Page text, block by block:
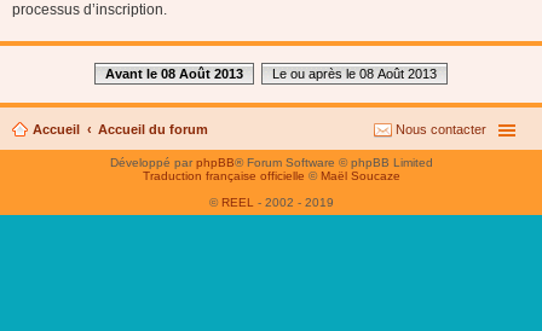
processus d’inscription.
Avant le 08 Août 2013 Le ou après le 08 Août 2013
Accueil Accueil du forum Nous contacter
Développé parphpBB® Forum Software © phpBB Limited
Traduction française officielle © Maël Soucaze
© REEL - 2002 - 2019